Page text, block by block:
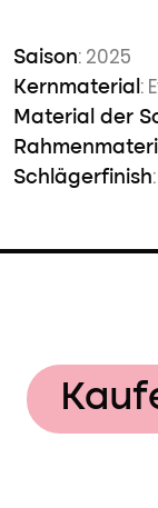
Saison: 2025
Kernmaterial :
Material der
Schlägerfinish